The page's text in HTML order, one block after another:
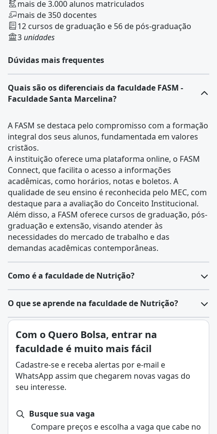
mais de 3.000 alunos matriculados
mais de 350 docentes
12 cursos de graduação e 56 de pós-graduação
3 unidades
Dúvidas mais frequentes
Quais são os diferenciais da faculdade FASM -
Faculdade Santa Marcelina?
A FASM se destaca pelo compromisso com a formação
integral dos seus alunos, fundamentada em valores
cristãos.
A instituição oferece uma plataforma online, o FASM
Connect, que facilita o acesso a informações
acadêmicas, como horários, notas e boletos. A
qualidade de seu ensino é reconhecida pelo MEC, com
destaque para a avaliação do Conceito Institucional.
Além disso, a FASM oferece cursos de graduação, pós-
graduação e extensão, visando atender às
necessidades do mercado de trabalho e das
demandas acadêmicas contemporâneas.
Como é a faculdade de Nutrição?
O curso de Nutriçãoé uma graduação voltada para a
planejar e orientar a alimentação de indivíduos e
grupos, considerando saúde, prevenção de doenças e
qualidade de vida.
conteúdos teóricos quanto práticos, desenvolvendo
habilidades para atuar em diferentes contextos
relacionados à alimentação e nutrição.
Duração: geralmente de 4 a 5 anos, dependendo da
instituição.
O que se aprende na faculdade de Nutrição?
Nutrição é a ciência que estuda os alimentos, seus
nutrientes e como eles influenciam a saúde e o bem-
estar do organismo. Ela envolve o entendimento do
papel de macronutrientes, micronutrientes e da
hidratação, além da relação entre dieta, estilo de vida
e prevenção de doenças.
Estudo dos nutrientes: compreensão de carboidratos,
proteínas, gorduras, vitaminas e minerais.
Avaliação nutricional: análise das necessidades
Com o Quero Bolsa, entrar na
faculdade é muito mais fácil
Cadastre-se e receba alertas por e-mail e
WhatsApp assim que chegarem novas vagas do
seu interesse.
Busque sua vaga
Compare preços e escolha a vaga que cabe no